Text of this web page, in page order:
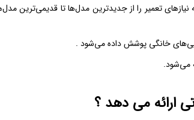
تعمیر را از جدیدترین مدل‌ها تا قدیمی‌ترین‌
خانگی پوشش داده می‌شود .
می‌شود.
ارائه می دهد ؟